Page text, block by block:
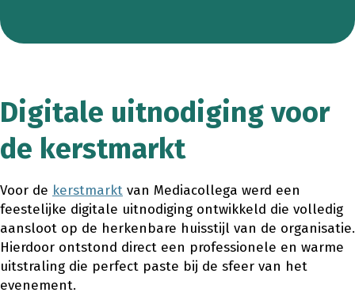
Digitale uitnodiging voor
de kerstmarkt
Voor de kerstmarkt van Mediacollega werd een
feestelijke digitale uitnodiging ontwikkeld die volledig
aansloot op de herkenbare huisstijl van de organisatie.
Hierdoor ontstond direct een professionele en warme
uitstraling die perfect paste bij de sfeer van het
evenement.